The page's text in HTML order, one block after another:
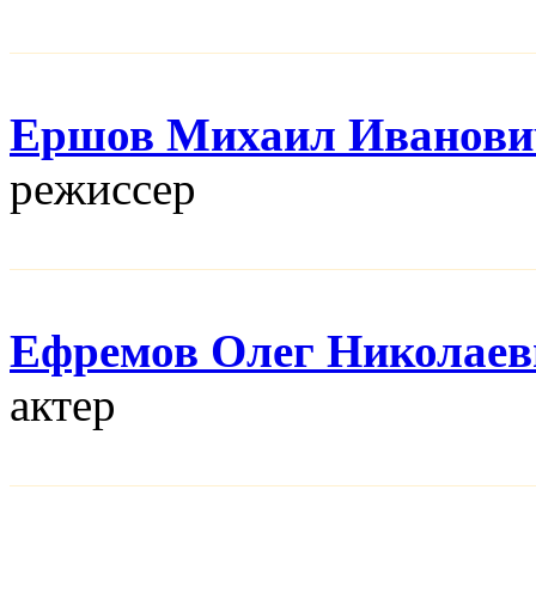
Ершов Михаил
режисcер
Ефремов Олег
актер